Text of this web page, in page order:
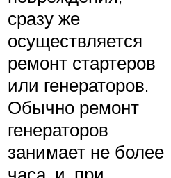
сразу же
осуществляется
ремонт стартеров
или генераторов.
Обычно ремонт
генераторов
занимает не более